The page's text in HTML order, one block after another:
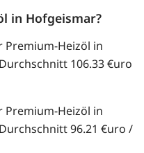
in Hofgeismar?
Premium-Heizöl in
106.33 €uro
Premium-Heizöl in
96.21 €uro /